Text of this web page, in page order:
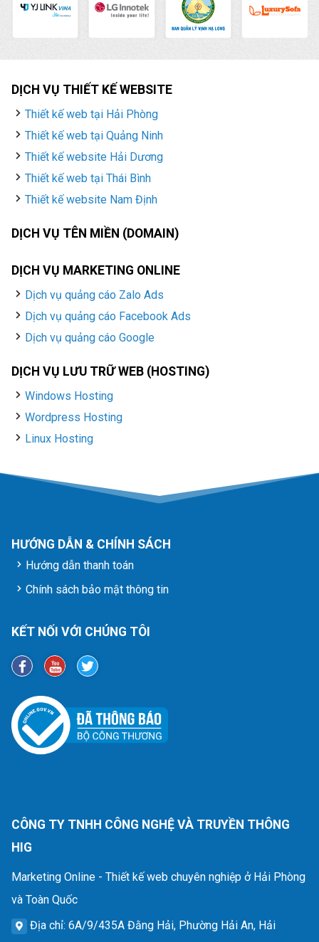
DỊCH VỤ THIẾT KẾ WEBSITE
Thiết kế web tại Hải Phòng
Thiết kế web tại Quảng Ninh
Thiết kế website Hải Dương
Thiết kế web tại Thái Bình
Thiết kế website Nam Định
DỊCH VỤ TÊN MIỀN (DOMAIN)
DỊCH VỤ MARKETING ONLINE
Dịch vụ quảng cáo Zalo Ads
Dịch vụ quảng cáo Facebook Ads
Dịch vụ quảng cáo Google
DỊCH VỤ LƯU TRỮ WEB (HOSTING)
Windows Hosting
Wordpress Hosting
Linux Hosting
HƯỚNG DẪN & CHÍNH SÁCH
Hướng dẫn thanh toán
Chính sách bảo mật thông tin
KẾT NỐI VỚI CHÚNG TÔI
CÔNG TY TNHH CÔNG NGHỆ VÀ TRUYỀN THÔNG
HIG
Marketing Online - Thiết kế web chuyên nghiệp ở Hải Phòng
và Toàn Quốc
Địa chỉ: 6A/9/435A Đằng Hải, Phường Hải An, Hải